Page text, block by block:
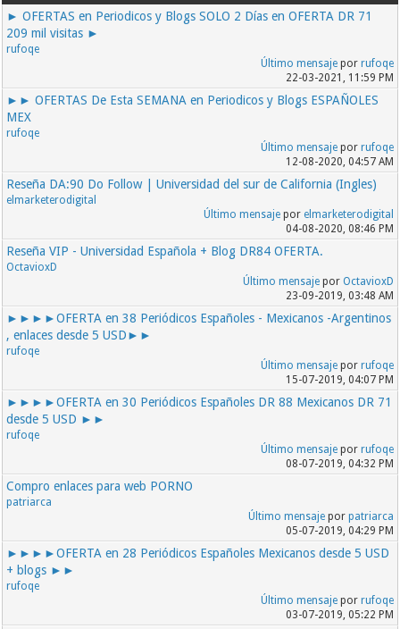
► OFERTAS en Periodicos y Blogs SOLO 2 Días en OFERTA DR 71
209 mil visitas ►
rufoqe
Último mensajepor rufoqe
22-03-2021, 11:59 PM
►► OFERTAS De Esta SEMANA en Periodicos y Blogs ESPAÑOLES
MEX
rufoqe
Último mensajepor rufoqe
12-08-2020, 04:57 AM
Reseña DA:90 Do Follow | Universidad del sur de California (Ingles)
elmarketerodigital
Último mensajepor elmarketerodigital
04-08-2020, 08:46 PM
Reseña VIP - Universidad Española + Blog DR84 OFERTA.
OctavioxD
Último mensajepor OctavioxD
23-09-2019, 03:48 AM
►►►►OFERTA en 38 Periódicos Españoles - Mexicanos -Argentinos
, enlaces desde 5 USD►►
rufoqe
Último mensajepor rufoqe
15-07-2019, 04:07 PM
►►►►OFERTA en 30 Periódicos Españoles DR 88 Mexicanos DR 71
desde 5 USD ►►
rufoqe
Último mensajepor rufoqe
08-07-2019, 04:32 PM
Compro enlaces para web PORNO
patriarca
Último mensajepor patriarca
05-07-2019, 04:29 PM
►►►►OFERTA en 28 Periódicos Españoles Mexicanos desde 5 USD
+ blogs ►►
rufoqe
Último mensajepor rufoqe
03-07-2019, 05:22 PM